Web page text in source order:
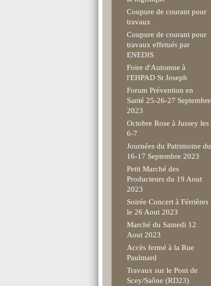
Coupure de courant pour
travaux
Coupure de courant pour
travaux effetués par
ENEDIS
Foire d'Automne à
l'EHPAD St Joseph
Forum Prévention en
Santé 25-26-27 Septembre
2023
Octobre Rose à Jussey les
6-7
Journées du Patrimoine du
16-17 Septembre 2023
Petit Marché des
Producteurs du 19 Aout
2023
Soirée Concert à Férrières
le 26 Aout 2023
Marché du Samedi 12
Aout 2023
Accès fermé à la Rue
Paulmard
Travaux sur le Pont de
Scey/Saône (RD23)